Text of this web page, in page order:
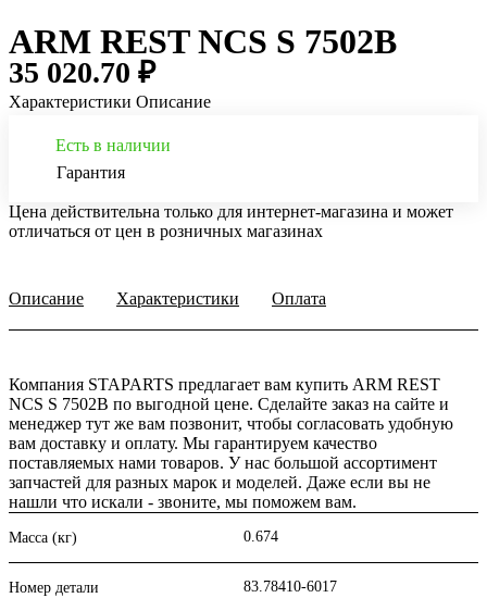
ARM REST NCS S 7502B
35 020.70 ₽
Характеристики Описание
Есть в наличии
Гарантия
Цена действительна только для интернет-магазина и может
отличаться от цен в розничных магазинах
Описание Характеристики Оплата
Компания STAPARTS предлагает вам купить ARM REST
NCS S 7502B по выгодной цене. Сделайте заказ на сайте и
менеджер тут же вам позвонит, чтобы согласовать удобную
вам доставку и оплату. Мы гарантируем качество
поставляемых нами товаров. У нас большой ассортимент
запчастей для разных марок и моделей. Даже если вы не
нашли что искали - звоните, мы поможем вам.
Масса (кг) 0.674
Номер детали 83.78410-6017